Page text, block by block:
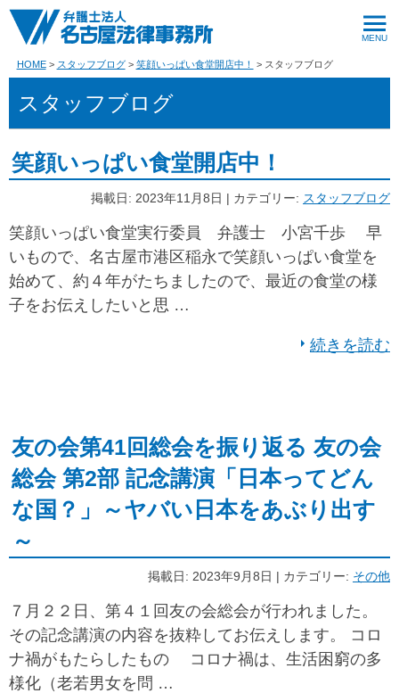
HOME スタッフブログ 笑顔いっぱい食堂開店中！ スタッフブログ
スタッフブログ
笑顔いっぱい食堂開店中！
掲載日: 2023年11月8日 | カテゴリー: スタッフブログ
笑顔いっぱい食堂実行委員 弁護士 小宮千歩 早
いもので、名古屋市港区稲永で笑顔いっぱい食堂を
始めて、約４年がたちましたので、最近の食堂の様
子をお伝えしたいと思 …
続きを読む
友の会第41回総会を振り返る 友の会
総会 第2部 記念講演「日本ってどん
な国？」～ヤバい日本をあぶり出す
～
掲載日: 2023年9月8日 | カテゴリー: その他
７月２２日、第４１回友の会総会が行われました。
その記念講演の内容を抜粋してお伝えします。 コロ
ナ禍がもたらしたもの コロナ禍は、生活困窮の多
様化（老若男女を問 …